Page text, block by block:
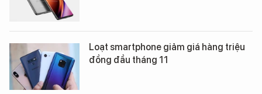
Loạt smartphone giảm giá hàng triệu
đồng đầu tháng 11